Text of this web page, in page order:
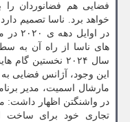
خواهد برد. ناسا تصمیم
در
های ناسا از راه آن به
سال ۲۰۲۴ نخستین
این وجود، آژانس فضایی
مارشال اسمیت، مدیر
در واشنگتن اظهار داشت: ما
تجاری خود برای ساخت